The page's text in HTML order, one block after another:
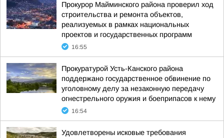
Прокурор Майминского района проверил ход
строительства и ремонта объектов,
реализуемых в рамках национальных
проектов и государственных программ
16:55
Прокуратурой Усть-Канского района
поддержано государственное обвинение по
уголовному делу за незаконную передачу
огнестрельного оружия и боеприпасов к нему
16:54
Удовлетворены исковые требования